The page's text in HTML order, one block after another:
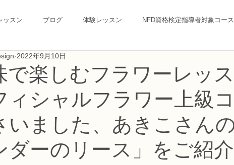
ッスン ブログ 体験レッスン NFD資格検定指導者対象コース
NFDフラワーデザイナー資格検定1級コース
ー資格検定3級コース フラワー装飾技能検定1級レッスン フラワ
級 趣味で楽しむフラワーレッスン アーティフィシャルフラワー
で楽しむフラワーレッ
ィシャルフラワー上級
いました、あきこさん
ダーのリース」をご紹
2022年9月10日